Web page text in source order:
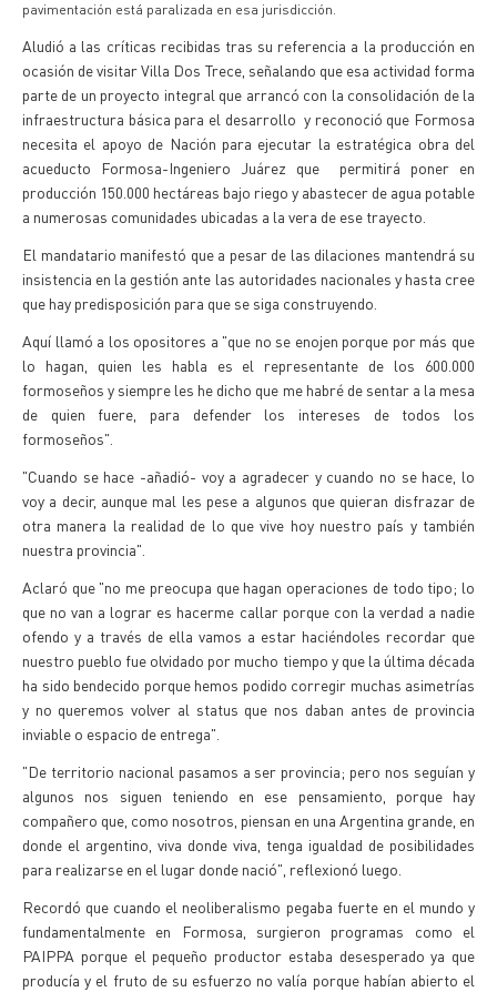
pavimentación está paralizada en esa jurisdicción.
Aludió a las críticas recibidas tras su referencia a la producción en
ocasión de visitar Villa Dos Trece, señalando que esa actividad forma
parte de un proyecto integral que arrancó con la consolidación de la
infraestructura básica para el desarrollo y reconoció que Formosa
necesita el apoyo de Nación para ejecutar la estratégica obra del
acueducto Formosa-Ingeniero Juárez que permitirá poner en
producción 150.000 hectáreas bajo riego y abastecer de agua potable
a numerosas comunidades ubicadas a la vera de ese trayecto.
El mandatario manifestó que a pesar de las dilaciones mantendrá su
insistencia en la gestión ante las autoridades nacionales y hasta cree
que hay predisposición para que se siga construyendo.
Aquí llamó a los opositores a "que no se enojen porque por más que
lo hagan, quien les habla es el representante de los 600.000
formoseños y siempre les he dicho que me habré de sentar a la mesa
de quien fuere, para defender los intereses de todos los
formoseños".
"Cuando se hace -añadió- voy a agradecer y cuando no se hace, lo
voy a decir, aunque mal les pese a algunos que quieran disfrazar de
otra manera la realidad de lo que vive hoy nuestro país y también
nuestra provincia".
Aclaró que "no me preocupa que hagan operaciones de todo tipo; lo
que no van a lograr es hacerme callar porque con la verdad a nadie
ofendo y a través de ella vamos a estar haciéndoles recordar que
nuestro pueblo fue olvidado por mucho tiempo y que la última década
ha sido bendecido porque hemos podido corregir muchas asimetrías
y no queremos volver al status que nos daban antes de provincia
inviable o espacio de entrega".
"De territorio nacional pasamos a ser provincia; pero nos seguían y
algunos nos siguen teniendo en ese pensamiento, porque hay
compañero que, como nosotros, piensan en una Argentina grande, en
donde el argentino, viva donde viva, tenga igualdad de posibilidades
para realizarse en el lugar donde nació", reflexionó luego.
Recordó que cuando el neoliberalismo pegaba fuerte en el mundo y
fundamentalmente en Formosa, surgieron programas como el
PAIPPA porque el pequeño productor estaba desesperado ya que
producía y el fruto de su esfuerzo no valía porque habían abierto el